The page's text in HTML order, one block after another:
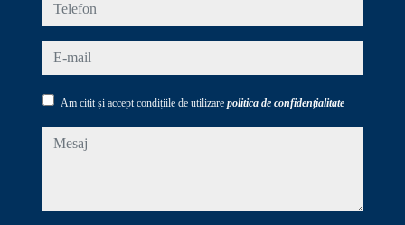
e-mail
Am citit și accept condițiile de utilizare politica de confidențialitate
mesaj